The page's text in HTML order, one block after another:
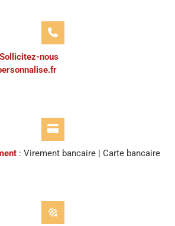
Sollicitez-nous
: Virement bancaire | Carte bancaire